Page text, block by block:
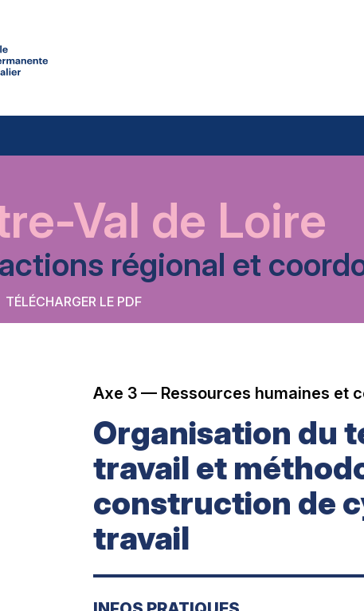
Val de Loire
régional et
TÉLÉCHARGER LE PDF
Axe 3 — Ressources humaines et
Organisation du
travail et
construction de
travail